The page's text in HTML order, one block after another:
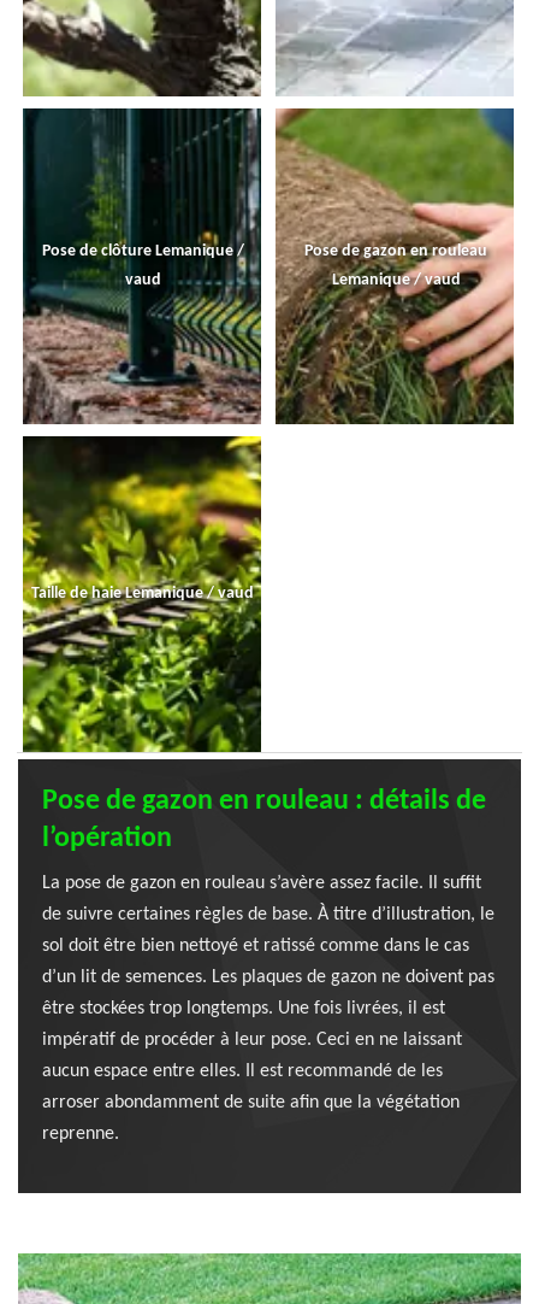
Pose de clôture Lemanique /
vaud
Pose de gazon en rouleau
Lemanique / vaud
Taille de haie Lemanique / vaud
Pose de gazon en rouleau : détails de
l’opération
La pose de gazon en rouleau s’avère assez facile. Il suffit
de suivre certaines règles de base. À titre d’illustration, le
sol doit être bien nettoyé et ratissé comme dans le cas
d’un lit de semences. Les plaques de gazon ne doivent pas
être stockées trop longtemps. Une fois livrées, il est
impératif de procéder à leur pose. Ceci en ne laissant
aucun espace entre elles. Il est recommandé de les
arroser abondamment de suite afin que la végétation
reprenne.